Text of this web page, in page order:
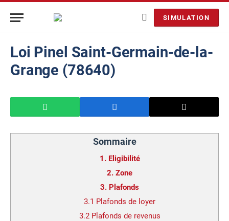
SIMULATION
Loi Pinel Saint-Germain-de-la-
Grange (78640)
Sommaire
1. Eligibilité
2. Zone
3. Plafonds
3.1 Plafonds de loyer
3.2 Plafonds de revenus